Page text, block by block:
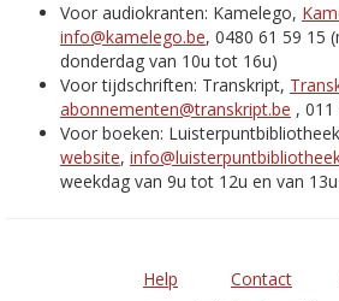
Voor audiokranten: Kamelego,
info@kamelego.be, 0480 61 59 15
donderdag van 10u tot 16u)
Voor tijdschriften: Transkript,
abonnementen@transkript.be , 011
Voor boeken:
website,
weekdag van 9u tot 12u en van
Help Contact